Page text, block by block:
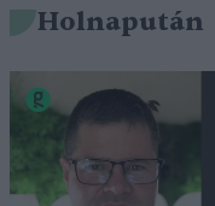
Holnapután